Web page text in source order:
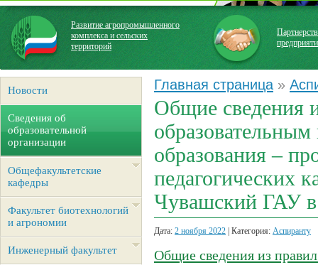
Развитие агропромышленного
комплекса и сельских
территорий
Новости
Сведения об
образовательной
организации
Общефакультетские
кафедры
Факультет биотехнологий
и агрономии
Инженерный факультет
Главная страница »
Общие сведения
образования –
педагогических
Чувашский ГАУ в
Дата: 2 ноября 2022 | Категория: Аспиранту
Общие сведения из